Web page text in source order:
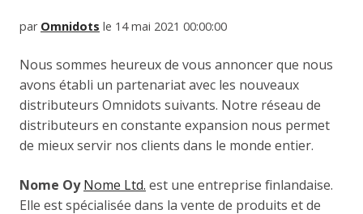
par Omnidots le 14 mai 2021 00:00:00
Nous sommes heureux de vous annoncer que nous
avons établi un partenariat avec les nouveaux
distributeurs Omnidots suivants. Notre réseau de
distributeurs en constante expansion nous permet
de mieux servir nos clients dans le monde entier.
Nome Oy Nome Ltd. est une entreprise finlandaise.
Elle est spécialisée dans la vente de produits et de